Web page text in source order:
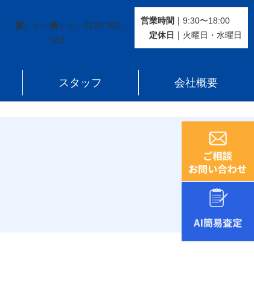
貸し たい 借り たい 0120-302-
563
営業時間｜ 9:30〜18:00
定休⽇｜ 火曜⽇・水曜⽇
スタッフ 会社概要